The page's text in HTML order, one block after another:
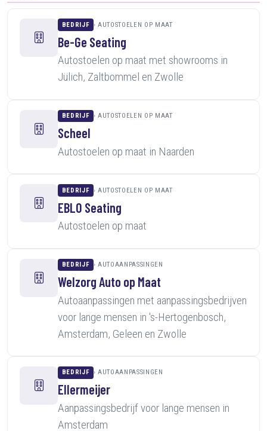
BEDRIJF AUTOSTOELEN OP MAAT
Be-Ge Seating
Autostoelen op maat met showrooms in
Jülich, Zaltbommel en Zwolle
BEDRIJF AUTOSTOELEN OP MAAT
Scheel
Autostoelen op maat in Naarden
BEDRIJF AUTOSTOELEN OP MAAT
EBLO Seating
Autostoelen op maat
BEDRIJF AUTOAANPASSINGEN
Welzorg Auto op Maat
Autoaanpassingen met aanpassingsbedrijven
voor lange mensen in 's-Hertogenbosch,
Amsterdam, Geleen en Zwolle
BEDRIJF AUTOAANPASSINGEN
Ellermeijer
Aanpassingsbedrijf voor lange mensen in
Amsterdam